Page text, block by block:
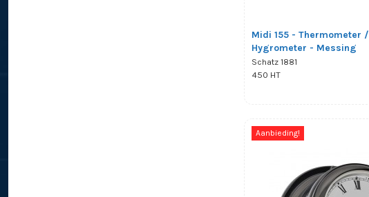
Midi 155 - Thermometer /
Hygrometer - Messing
Schatz 1881
450 HT
Aanbieding!